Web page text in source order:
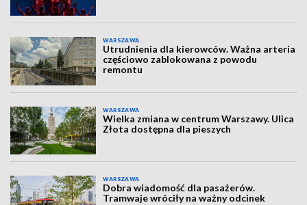
WARSZAWA
Utrudnienia dla kierowców. Ważna arteria
częściowo zablokowana z powodu
remontu
WARSZAWA
Wielka zmiana w centrum Warszawy. Ulica
Złota dostępna dla pieszych
WARSZAWA
Dobra wiadomość dla pasażerów.
Tramwaje wróciły na ważny odcinek